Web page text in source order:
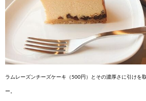
ラムレーズンチーズケーキ（500円）とその濃厚さに引けを
ー。